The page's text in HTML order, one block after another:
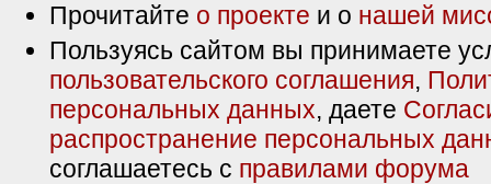
Прочитайте о проекте и о нашей
Пользуясь сайтом вы принимаете
пользовательского соглашения,
персональных данных, даете
распространение персональных
соглашаетесь с правилами форума